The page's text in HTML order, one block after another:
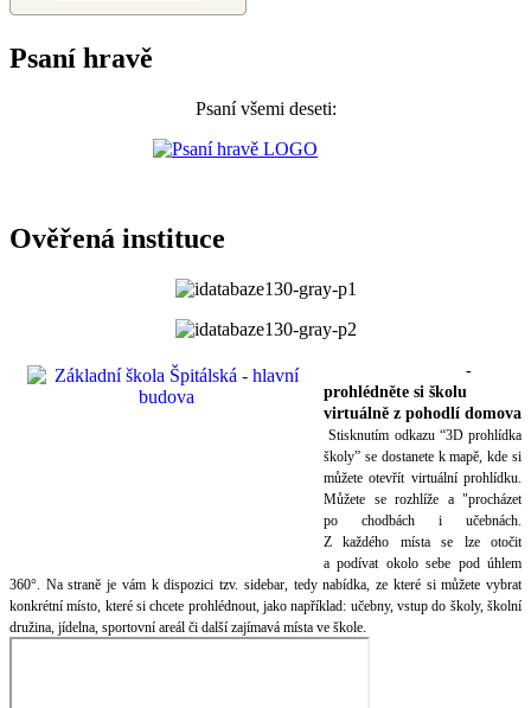
Psaní hravě
Psaní všemi deseti:
Ověřená instituce
-
prohlédněte si školu
virtuálně z pohodlí domova
Stisknutím odkazu “3D prohlídka
školy” se dostanete k mapě, kde si
můžete otevřít virtuální prohlídku.
Můžete se rozhlíže a "procházet
po chodbách i učebnách.
Z každého místa se lze otočit
a podívat okolo sebe pod úhlem
360°. Na straně je vám k dispozici tzv. sidebar, tedy nabídka, ze které si můžete vybrat
konkrétní místo, které si chcete prohlédnout, jako například: učebny, vstup do školy, školní
družina, jídelna, sportovní areál či další zajímavá místa ve škole.